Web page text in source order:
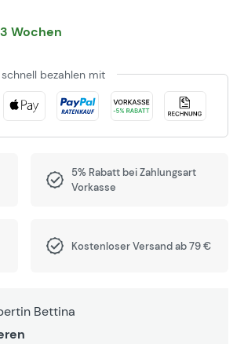
Wochen
bezahlen mit
5% Rabatt bei Zahlungsart
Vorkasse
Kostenloser Versand ab 79 €
Bettina